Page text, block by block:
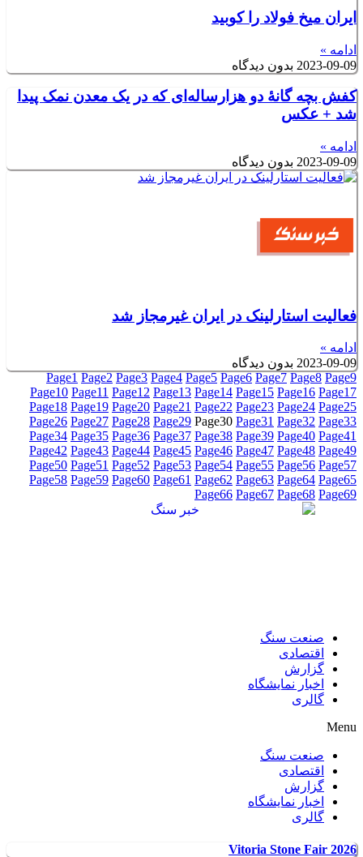
ایران میخ فولاد را کوبید
ادامه »
2023-09-09 بدون دیدگاه
کفش بچه گانۀ دو هزارساله‌ای که در یک معدن نمک پیدا
شد + عکس
ادامه »
2023-09-09 بدون دیدگاه
فعالیت استارلینک در ایران غیرمجاز شد
ادامه »
2023-09-09 بدون دیدگاه
Page1 Page2 Page3 Page4 Page5 Page6 Page7 Page8 Page9
Page10 Page11 Page12 Page13 Page14 Page15 Page16 Page17
Page18 Page19 Page20 Page21 Page22 Page23 Page24 Page25
Page26 Page27 Page28 Page29 Page30 Page31 Page32 Page33
Page34 Page35 Page36 Page37 Page38 Page39 Page40 Page41
Page42 Page43 Page44 Page45 Page46 Page47 Page48 Page49
Page50 Page51 Page52 Page53 Page54 Page55 Page56 Page57
Page58 Page59 Page60 Page61 Page62 Page63 Page64 Page65
Page66 Page67 Page68 Page69
صنعت سنگ
اقتصادی
گزارش
اخبار نمایشگاه
گالری
Menu
صنعت سنگ
اقتصادی
گزارش
اخبار نمایشگاه
گالری
Vitoria Stone Fair 2026